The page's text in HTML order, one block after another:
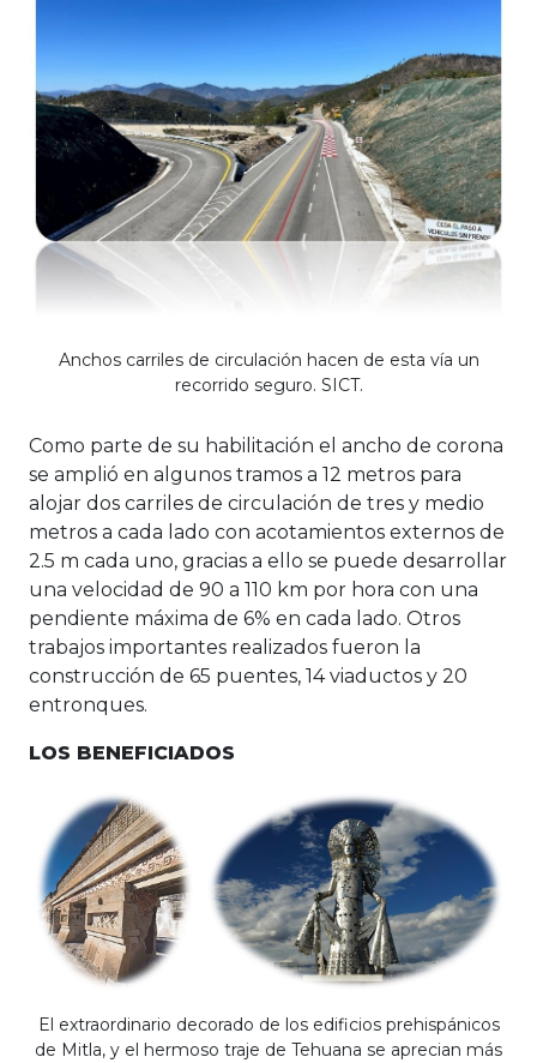
Anchos carriles de circulación hacen de esta vía un
recorrido seguro. SICT.
Como parte de su habilitación el ancho de corona
se amplió en algunos tramos a 12 metros para
alojar dos carriles de circulación de tres y medio
metros a cada lado con acotamientos externos de
2.5 m cada uno, gracias a ello se puede desarrollar
una velocidad de 90 a 110 km por hora con una
pendiente máxima de 6% en cada lado. Otros
trabajos importantes realizados fueron la
construcción de 65 puentes, 14 viaductos y 20
entronques.
LOS BENEFICIADOS
El extraordinario decorado de los edificios prehispánicos
de Mitla, y el hermoso traje de Tehuana se aprecian más